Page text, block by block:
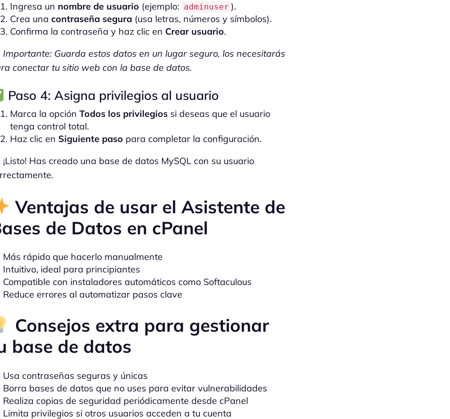
Ingresa un nombre de usuario (ejemplo: adminuser ).
Crea unacontraseña segura (usa letras, números y símbolos).
Confirma la contraseña y haz clic en Crear usuario.
Importante: Guarda estos datos en un lugar seguro, los necesitarás
conectar tu sitio web con la base de datos.
Paso 4: Asigna privilegios al usuario
Marca la opciónTodos los privilegios si deseas que el usuario
tenga control total.
Haz clic en Siguiente paso para completar la configuración.
¡Listo! Has creado una base de datos MySQL con su usuario
Ventajas de usar el Asistente de
de Datos en cPanel
Más rápido que hacerlo manualmente
Intuitivo, ideal para principiantes
Compatible con instaladores automáticos como Softaculous
Reduce errores al automatizar pasos clave
Consejos extra para gestionar
base de datos
Usa contraseñas seguras y únicas
Borra bases de datos que no uses para evitar vulnerabilidades
Realiza copias de seguridad periódicamente desde cPanel
Limita privilegios si otros usuarios acceden a tu cuenta